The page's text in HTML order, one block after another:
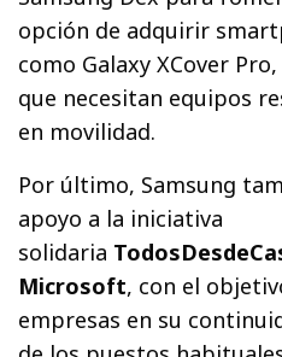
opción de adquirir
como Galaxy XCover
que necesitan equipos
en movilidad.
Por último, Samsung
apoyo a la iniciativa
solidaria
Microsoft, con el
empresas en su